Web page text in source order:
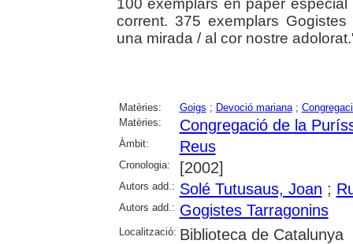
corrent. 375 exemplars
una mirada / al cor nostre
Matèries: Goigs ; Devoció mariana;
Matèries:
Congregació de la
Àmbit: Reus
Cronologia: [2002]
Autors add.: Solé Tutusaus, Joan ;
Autors add.: Gogistes Tarragonins
Localització: Biblioteca de Catalunya